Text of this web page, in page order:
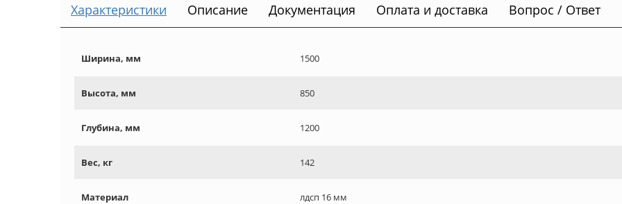
Характеристики Описание Документация Оплата и доставка Вопрос / Ответ
Ширина, мм 1500
Высота, мм 850
Глубина, мм 1200
Вес, кг 142
Материал лдсп 16 мм